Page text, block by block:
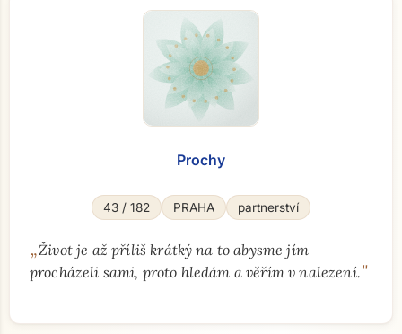
Prochy
43 / 182 PRAHA partnerství
„Život je až příliš krátký na to abysme jím
procházeli sami, proto hledám a věřím v nalezení."